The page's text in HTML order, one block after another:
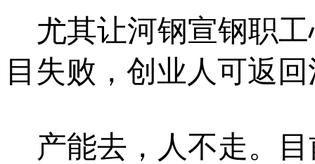
尤其让河钢宣钢职工
目失败，创业人可返
产能去，人不走。目